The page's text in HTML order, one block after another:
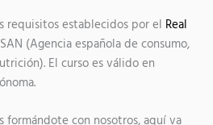
requisitos establecidos por el Real
(Agencia española de consumo,
El curso es válido en
formándote con nosotros, aquí va